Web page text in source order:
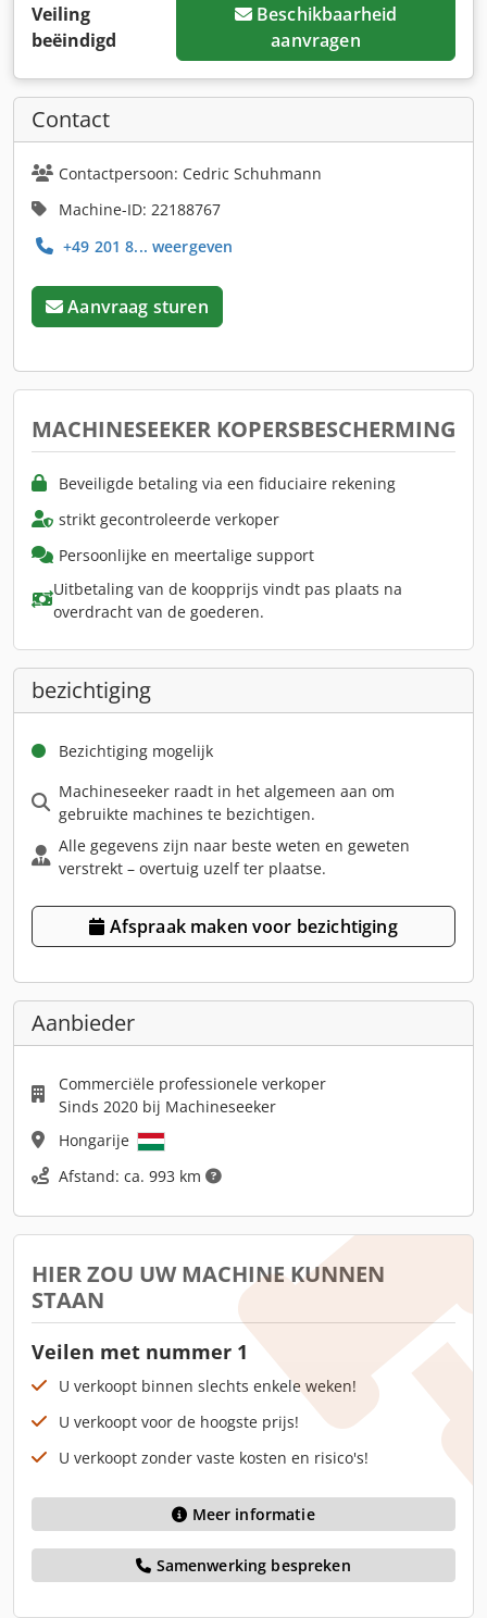
Veiling
beëindigd
Beschikbaarheid
aanvragen
Contact
Contactpersoon: Cedric Schuhmann
Machine-ID: 22188767
+49 201 8... weergeven
Aanvraag sturen
MACHINESEEKER KOPERSBESCHERMING
Beveiligde betaling via een fiduciaire rekening
strikt gecontroleerde verkoper
Persoonlijke en meertalige support
Uitbetaling van de koopprijs vindt pas plaats na
overdracht van de goederen.
bezichtiging
Bezichtiging mogelijk
Machineseeker raadt in het algemeen aan om
gebruikte machines te bezichtigen.
Alle gegevens zijn naar beste weten en geweten
verstrekt – overtuig uzelf ter plaatse.
Afspraak maken voor bezichtiging
Aanbieder
Commerciële professionele verkoper
Sinds 2020 bij Machineseeker
Hongarije
Afstand: ca. 993 km
HIER ZOU UW MACHINE KUNNEN
STAAN
Veilen met nummer 1
U verkoopt binnen slechts enkele weken!
U verkoopt voor de hoogste prijs!
U verkoopt zonder vaste kosten en risico's!
Meer informatie
Samenwerking bespreken